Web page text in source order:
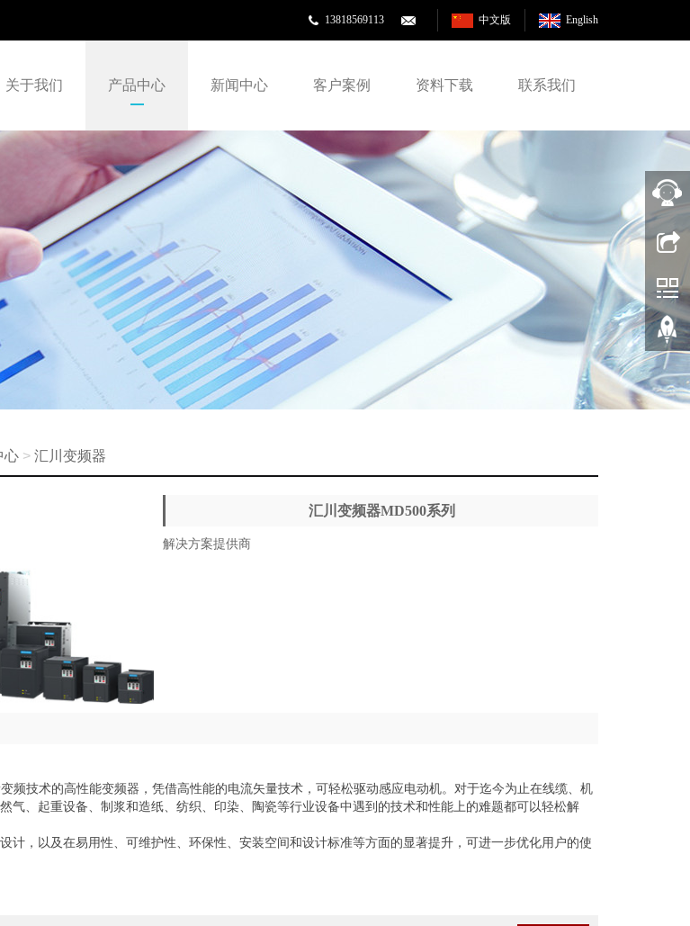
English
中文版
13818569113
关于我们 产品中心 新闻中心 客户案例 资料下载 联系我们
心> 汇川变频器
汇川变频器MD500系列
解决方案提供商
频技术的高性能变频器，凭借高性能的电流矢量技术，可轻松驱动感应电动机。对于迄今为止在线缆、机
气、起重设备、制浆和造纸、纺织、印染、陶瓷等行业设备中遇到的技术和性能上的难题都可以轻松解
计，以及在易用性、可维护性、环保性、安装空间和设计标准等方面的显著提升，可进一步优化用户的使